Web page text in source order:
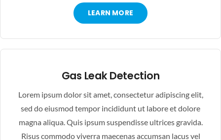
LEARN MORE
Gas Leak Detection
Lorem ipsum dolor sit amet, consectetur adipiscing elit,
sed do eiusmod tempor incididunt ut labore et dolore
magna aliqua. Quis ipsum suspendisse ultrices gravida.
Risus commodo viverra maecenas accumsan lacus vel